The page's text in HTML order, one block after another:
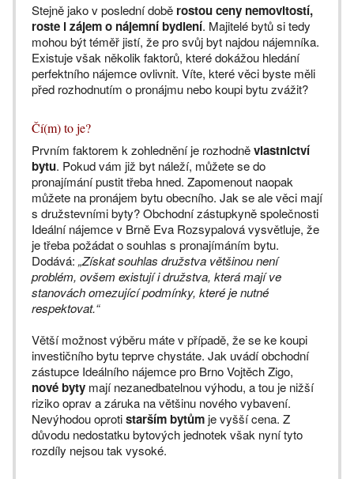
Stejně jako v poslední době rostou ceny nemovitostí,
roste i zájem o nájemní bydlení. Majitelé bytů si tedy
mohou být téměř jistí, že pro svůj byt najdou nájemníka.
Existuje však několik faktorů, které dokážou hledání
perfektního nájemce ovlivnit. Víte, které věci byste měli
před rozhodnutím o pronájmu nebo koupi bytu zvážit?
Čí(m) to je?
Prvním faktorem k zohlednění je rozhodněvlastnictví
bytu. Pokud vám již byt náleží, můžete se do
pronajímání pustit třeba hned. Zapomenout naopak
můžete na pronájem bytu obecního. Jak se ale věci mají
s družstevními byty? Obchodní zástupkyně společnosti
Ideální nájemce v Brně Eva Rozsypalová vysvětluje, že
je třeba požádat o souhlas s pronajímáním bytu.
Dodává: „Získat souhlas družstva většinou není
problém, ovšem existují i družstva, která mají ve
stanovách omezující podmínky, které je nutné
respektovat.“
Větší možnost výběru máte v případě, že se ke koupi
investičního bytu teprve chystáte. Jak uvádí obchodní
zástupce Ideálního nájemce pro Brno Vojtěch Zigo,
nové byty mají nezanedbatelnou výhodu, a tou je nižší
riziko oprav a záruka na většinu nového vybavení.
Nevýhodou oprotistarším bytům je vyšší cena. Z
důvodu nedostatku bytových jednotek však nyní tyto
rozdíly nejsou tak vysoké.